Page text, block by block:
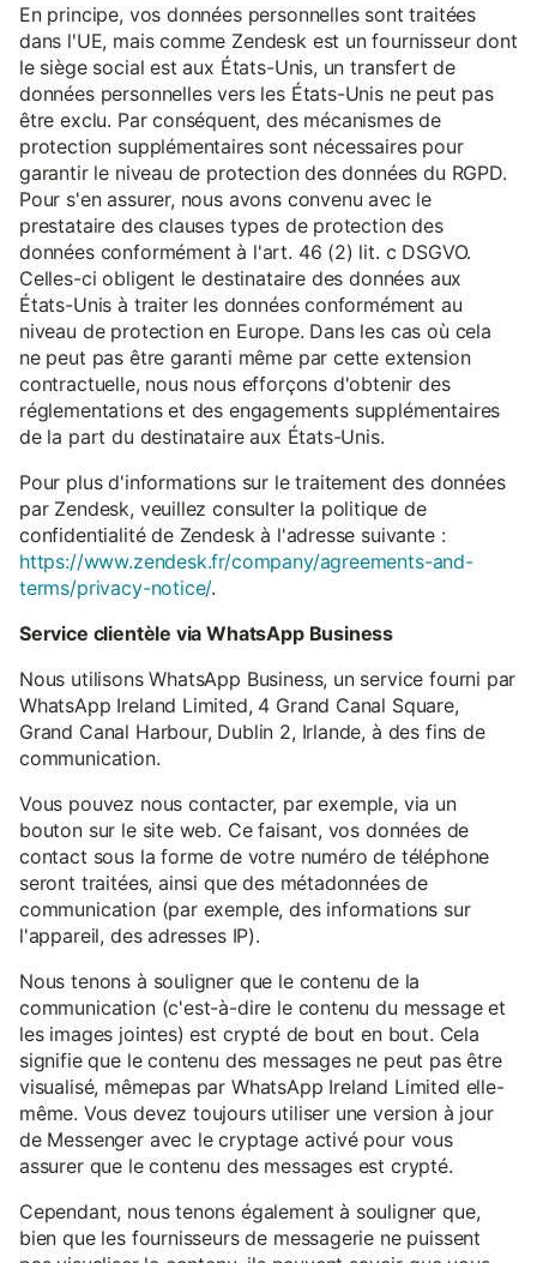
En principe, vos données personnelles sont traitées
dans l'UE, mais comme Zendesk est un fournisseur dont
le siège social est aux États-Unis, un transfert de
données personnelles vers les États-Unis ne peut pas
être exclu. Par conséquent, des mécanismes de
protection supplémentaires sont nécessaires pour
garantir le niveau de protection des données du RGPD.
Pour s'en assurer, nous avons convenu avec le
prestataire des clauses types de protection des
données conformément à l'art. 46 (2) lit. c DSGVO.
Celles-ci obligent le destinataire des données aux
États-Unis à traiter les données conformément au
niveau de protection en Europe. Dans les cas où cela
ne peut pas être garanti même par cette extension
contractuelle, nous nous efforçons d'obtenir des
réglementations et des engagements supplémentaires
de la part du destinataire aux États-Unis.
Pour plus d'informations sur le traitement des données
par Zendesk, veuillez consulter la politique de
confidentialité de Zendesk à l'adresse suivante :
https://www.zendesk.fr/company/agreements-and-
terms/privacy-notice/.
Service clientèle via WhatsApp Business
Nous utilisons WhatsApp Business, un service fourni par
WhatsApp Ireland Limited, 4 Grand Canal Square,
Grand Canal Harbour, Dublin 2, Irlande, à des fins de
communication.
Vous pouvez nous contacter, par exemple, via un
bouton sur le site web. Ce faisant, vos données de
contact sous la forme de votre numéro de téléphone
seront traitées, ainsi que des métadonnées de
communication (par exemple, des informations sur
l'appareil, des adresses IP).
Nous tenons à souligner que le contenu de la
communication (c'est-à-dire le contenu du message et
les images jointes) est crypté de bout en bout. Cela
signifie que le contenu des messages ne peut pas être
visualisé, mêmepas par WhatsApp Ireland Limited elle-
même. Vous devez toujours utiliser une version à jour
de Messenger avec le cryptage activé pour vous
assurer que le contenu des messages est crypté.
Cependant, nous tenons également à souligner que,
bien que les fournisseurs de messagerie ne puissent